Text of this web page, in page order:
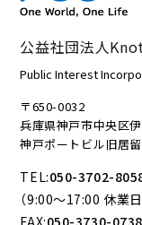
公益社団法人
Public Interest
〒650-0032
兵庫県神戸市中央区
神戸ポートビル旧居
TEL:050-3702-
（9:00～17:00 休業日
FAX:050-3730-0738